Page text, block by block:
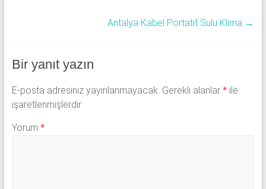
Antalya Kabel Portatif Sulu Klima →
Bir yanıt yazın
E-posta adresiniz yayınlanmayacak. Gerekli alanlar *ile
işaretlenmişlerdir
Yorum *